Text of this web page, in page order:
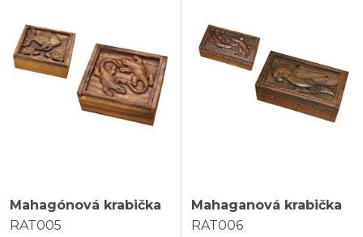
Mahagónová krabička
RAT005
Mahaganová krabička
RAT006